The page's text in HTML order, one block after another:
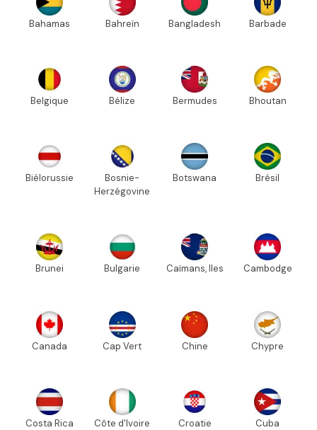
Bahamas Bahreïn Bangladesh Barbade
Belgique Bélize Bermudes Bhoutan
Biélorussie
Bosnie-
Herzégovine
Botswana Brésil
Brunei Bulgarie Caïmans, Iles Cambodge
Canada Cap Vert Chine Chypre
Costa Rica Côte d'Ivoire Croatie Cuba